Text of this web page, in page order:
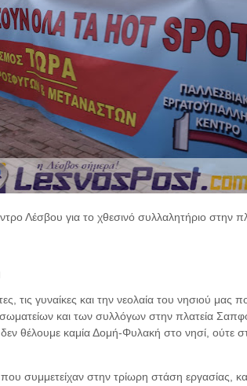
Λέσβου για το χθεσινό συλλαλητήριο στην
τις γυναίκες και την νεολαία του νησιού
και των συλλόγων στην πλατεία
θέλουμε καμία Δομή-Φυλακή στο νησί, ούτε
που συμμετείχαν στην τρίωρη στάση εργασίας,